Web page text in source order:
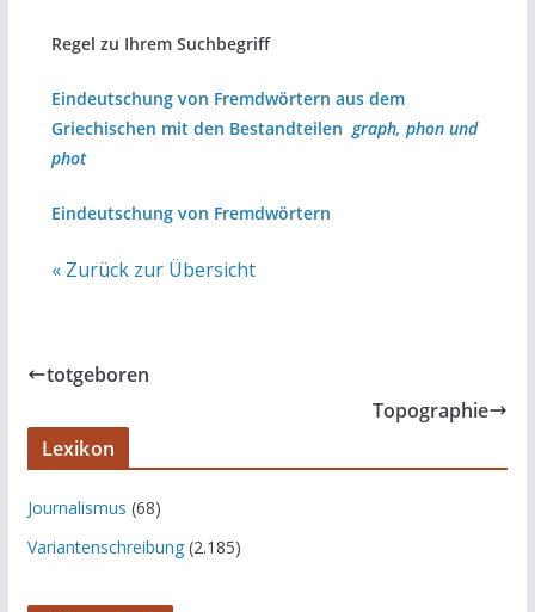
Regel zu Ihrem Suchbegriff
Eindeutschung von Fremdwörtern aus dem
Griechischen mit den Bestandteilen graph, phon und
phot
Eindeutschung von Fremdwörtern
« Zurück zur Übersicht
totgeboren
Topographie
Lexikon
Journalismus (68)
Variantenschreibung(2.185)